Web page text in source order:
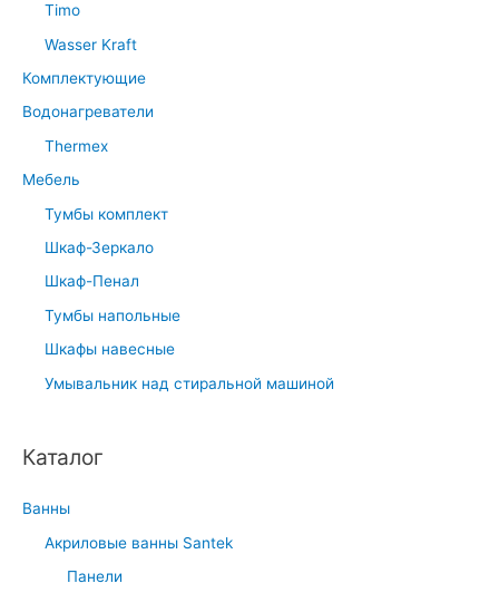
Timo
Wasser Kraft
Комплектующие
Водонагреватели
Thermex
Мебель
Тумбы комплект
Шкаф-Зеркало
Шкаф-Пенал
Тумбы напольные
Шкафы навесные
Умывальник над стиральной машиной
Каталог
Ванны
Акриловые ванны Santek
Панели